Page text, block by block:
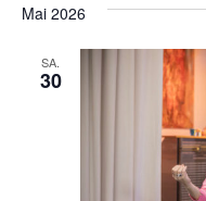
Mai 2026
SA.
30